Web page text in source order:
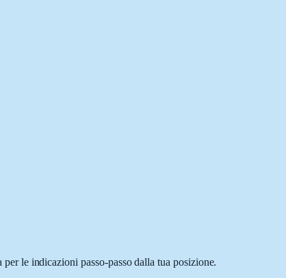
le indicazioni passo-passo dalla tua posizione.